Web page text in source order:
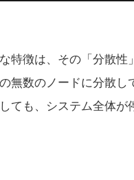
特徴は、その「分散
無数のノードに分散
ても、システム全体